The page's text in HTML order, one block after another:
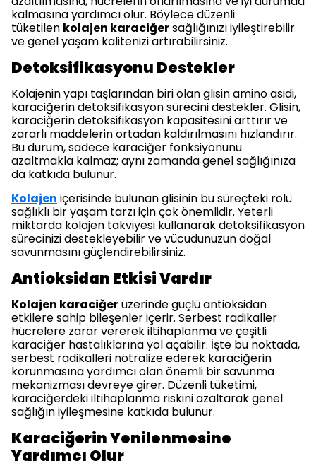
kalmasına yardımcı olur. Böylece düzenli
tüketilen kolajen karaciğersağlığınızı iyileştirebilir
ve genel yaşam kalitenizi artırabilirsiniz.
Detoksifikasyonu Destekler
Kolajenin yapı taşlarından biri olan glisin amino asidi,
karaciğerin detoksifikasyon sürecini destekler. Glisin,
karaciğerin detoksifikasyon kapasitesini arttırır ve
zararlı maddelerin ortadan kaldırılmasını hızlandırır.
Bu durum, sadece karaciğer fonksiyonunu
azaltmakla kalmaz; aynı zamanda genel sağlığınıza
da katkıda bulunur.
Kolajen içerisinde bulunan glisinin bu süreçteki rolü
sağlıklı bir yaşam tarzı için çok önemlidir. Yeterli
miktarda kolajen takviyesi kullanarak detoksifikasyon
sürecinizi destekleyebilir ve vücudunuzun doğal
savunmasını güçlendirebilirsiniz.
Antioksidan Etkisi Vardır
Kolajen karaciğerüzerinde güçlü antioksidan
etkilere sahip bileşenler içerir. Serbest radikaller
hücrelere zarar vererek iltihaplanma ve çeşitli
karaciğer hastalıklarına yol açabilir. İşte bu noktada,
serbest radikalleri nötralize ederek karaciğerin
korunmasına yardımcı olan önemli bir savunma
mekanizması devreye girer. Düzenli tüketimi,
karaciğerdeki iltihaplanma riskini azaltarak genel
sağlığın iyileşmesine katkıda bulunur.
Karaciğerin Yenilenmesine
Yardımcı Olur